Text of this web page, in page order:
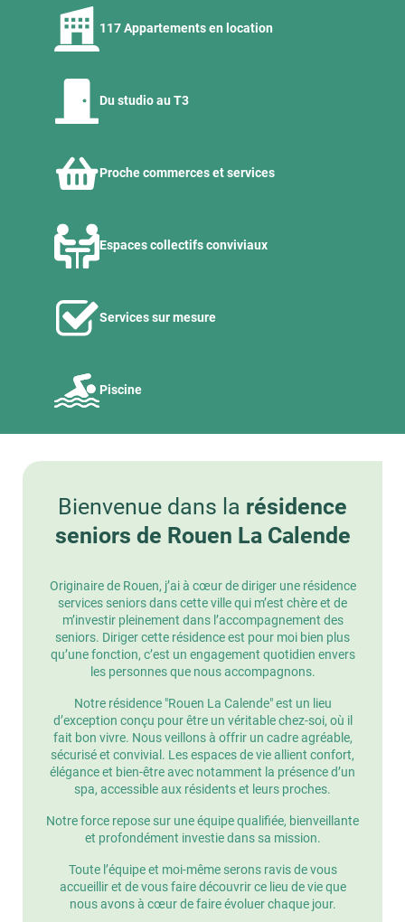
117 Appartements en location
Du studio au T3
Proche commerces et services
Espaces collectifs conviviaux
Services sur mesure
Piscine
Bienvenue dans la résidence
seniors de Rouen La Calende
Originaire de Rouen, j’ai à cœur de diriger une résidence
services seniors dans cette ville qui m’est chère et de
m’investir pleinement dans l’accompagnement des
seniors. Diriger cette résidence est pour moi bien plus
qu’une fonction, c’est un engagement quotidien envers
les personnes que nous accompagnons.
Notre résidence "Rouen La Calende" est un lieu
d’exception conçu pour être un véritable chez-soi, où il
fait bon vivre. Nous veillons à offrir un cadre agréable,
sécurisé et convivial. Les espaces de vie allient confort,
élégance et bien-être avec notamment la présence d’un
spa, accessible aux résidents et leurs proches.
Notre force repose sur une équipe qualifiée, bienveillante
et profondément investie dans sa mission.
Toute l’équipe et moi-même serons ravis de vous
accueillir et de vous faire découvrir ce lieu de vie que
nous avons à cœur de faire évoluer chaque jour.